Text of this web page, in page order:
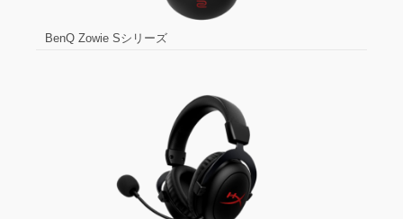
BenQ Zowie Sシリーズ